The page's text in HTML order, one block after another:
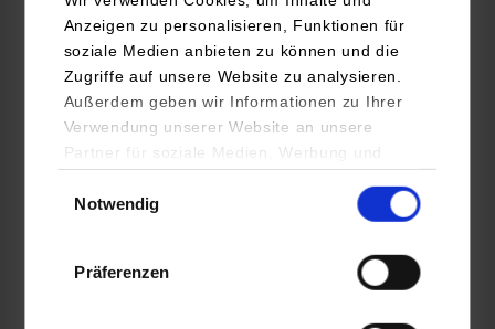
Anzeigen zu personalisieren, Funktionen für
soziale Medien anbieten zu können und die
Zugriffe auf unsere Website zu analysieren.
Außerdem geben wir Informationen zu Ihrer
Verwendung unserer Website an unsere
Partner für soziale Medien, Werbung und
YouTube, Google Maps) führen diese
Daten zusammen, die Sie ihnen bereitgestellt
haben oder die sie im Rahmen Ihrer Nutzung
Notwendig
Präferenzen
Drees & Sommer SE
Stuttgart
www.dreso.com
+49 711 1317 0